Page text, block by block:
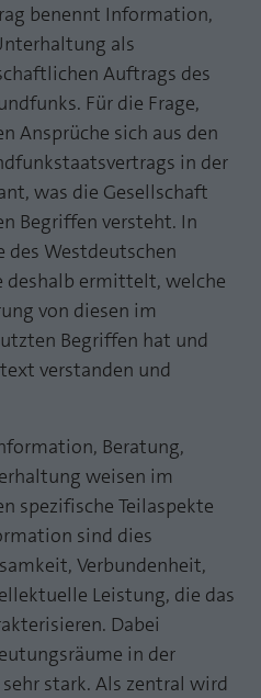
benennt Information,
als
Auftrags des
Für die Frage,
Ansprüche sich aus den
in der
was die Gesellschaft
Begriffen versteht. In
Westdeutschen
deshalb ermittelt, welche
von diesen im
Begriffen hat und
verstanden und
Beratung,
weisen im
spezifische Teilaspekte
sind dies
Verbundenheit,
Leistung, die das
Dabei
in der
stark. Als zentral wird
fe_typo_user
TYPO3
ist ein Standard-Session-
TYPO3. Es speichert im Falle
Logins die Session ID
derer der eingeloggte User
wird, um ihm Zugang zu
Bereichen zu gewähren.
PHPSESSID
Ende der Sitzung
Sitzungs Identifikation
anzeigen
mit AT INTERNET
atidvisitor
AT INTERNET
1 Jahr
INTERNET zur Steuerung der
Script- und Ereignisbehandlung
AT INTERNET
1 Jahr
INTERNET zur Steuerung der
und Ereignisbehandlung
anzeigen